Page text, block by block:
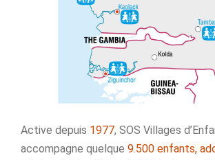
Active depuis 1977, SOS Villages
accompagne quelque 9.500 enfants,